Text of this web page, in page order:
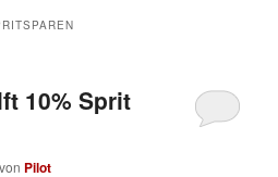
10% Sprit
von Pilot